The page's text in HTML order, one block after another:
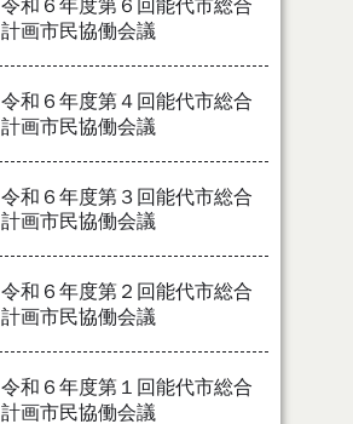
令和６年度第６回能代市総合
計画市民協働会議
令和６年度第４回能代市総合
計画市民協働会議
令和６年度第３回能代市総合
計画市民協働会議
令和６年度第２回能代市総合
計画市民協働会議
令和６年度第１回能代市総合
計画市民協働会議